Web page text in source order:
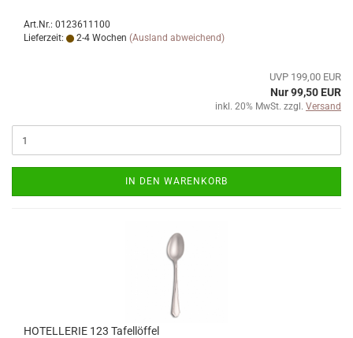
Art.Nr.: 0123611100
Lieferzeit:
2-4 Wochen (Ausland abweichend)
UVP 199,00 EUR
Nur 99,50 EUR
inkl. 20% MwSt. zzgl. Versand
IN DEN WARENKORB
HOTELLERIE 123 Tafellöffel